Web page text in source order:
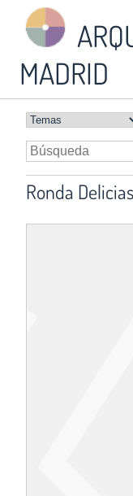
MADRID
Ronda